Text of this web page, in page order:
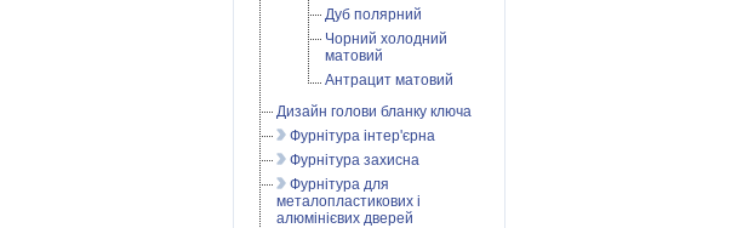
Дуб полярний
Чорний холодний
матовий
Антрацит матовий
Дизайн голови бланку ключа
Фурнітура інтер'єрна
Фурнітура захисна
Фурнітура для
металопластикових і
алюмінієвих дверей